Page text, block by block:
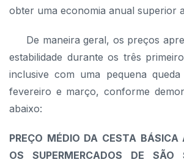
obter uma economia anual superior
De maneira geral, os preços
estabilidade durante os três
inclusive com uma pequena
fevereiro e março, conforme
abaixo:
PREÇO MÉDIO DA CESTA BÁSICA
OS SUPERMERCADOS DE SÃO